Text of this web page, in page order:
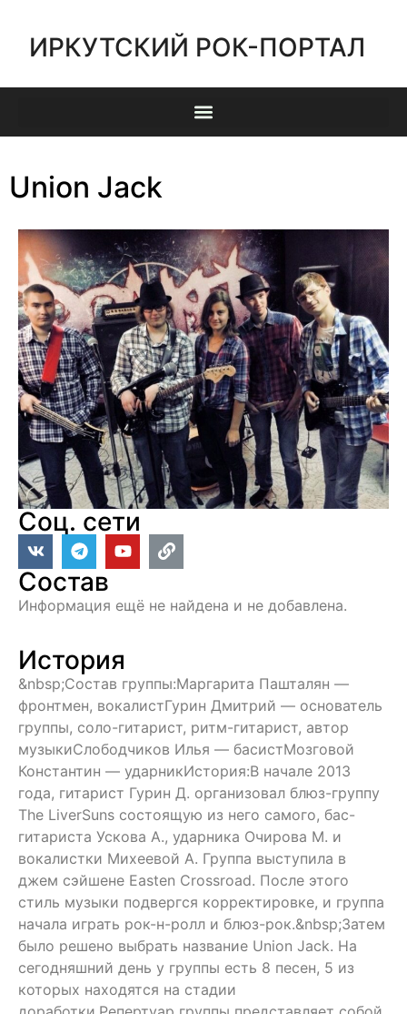
ИРКУТСКИЙ РОК-ПОРТАЛ
Union Jack
Соц. сети
Состав
Информация ещё не найдена и не добавлена.
История
&nbsp;Состав группы:Маргарита Пашталян —
фронтмен, вокалистГурин Дмитрий — основатель
группы, соло-гитарист, ритм-гитарист, автор
музыкиСлободчиков Илья — басистМозговой
Константин — ударникИстория:В начале 2013
года, гитарист Гурин Д. организовал блюз-группу
The LiverSuns состоящую из него самого, бас-
гитариста Ускова А., ударника Очирова М. и
вокалистки Михеевой А. Группа выступила в
джем сэйшене Easten Crossroad. После этого
стиль музыки подвергся корректировке, и группа
начала играть рок-н-ролл и блюз-рок.&nbsp;Затем
было решено выбрать название Union Jack. На
сегодняшний день у группы есть 8 песен, 5 из
которых находятся на стадии